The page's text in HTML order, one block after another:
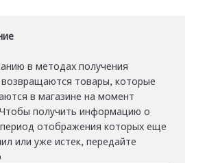
в методах получения
возвращаются товары, которые
в магазине на момент
получить информацию о
период отображения которых еще
или уже истек, передайте